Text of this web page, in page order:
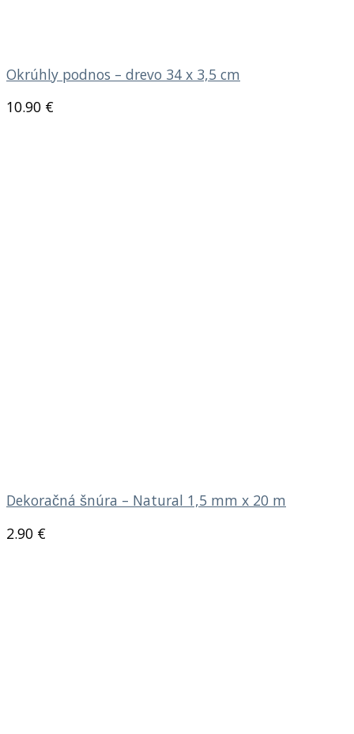
Okrúhly podnos – drevo 34 x 3,5 cm
10.90 €
Dekoračná šnúra – Natural 1,5 mm x 20 m
2.90 €